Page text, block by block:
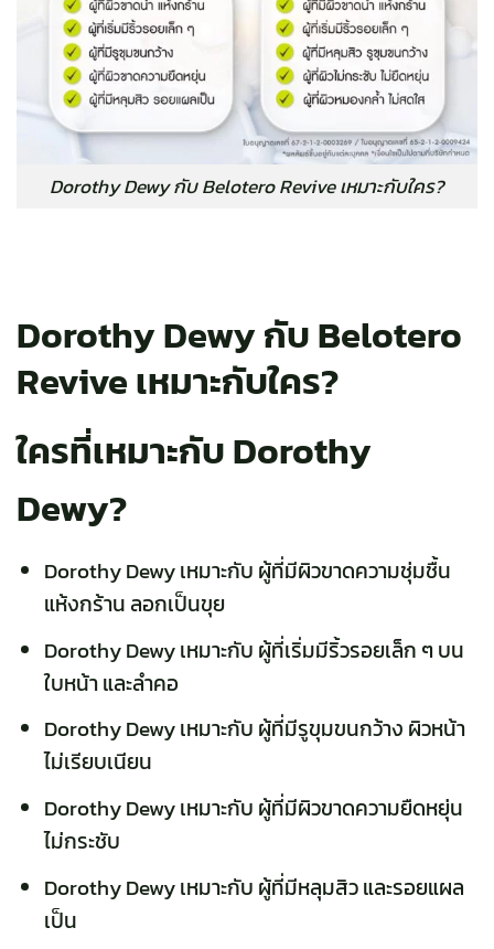
Dorothy Dewy กับ Belotero Revive เหมาะกับใคร?
Dorothy Dewy กับ Belotero
Revive เหมาะกับใคร?
ใครที่เหมาะกับ Dorothy
Dewy?
Dorothy Dewy เหมาะกับ ผู้ที่มีผิวขาดความชุ่มชื้น
แห้งกร้าน ลอกเป็นขุย
Dorothy Dewy เหมาะกับ ผู้ที่เริ่มมีริ้วรอยเล็ก ๆ บน
ใบหน้า และลำคอ
Dorothy Dewy เหมาะกับ ผู้ที่มีรูขุมขนกว้าง ผิวหน้า
ไม่เรียบเนียน
Dorothy Dewy เหมาะกับ ผู้ที่มีผิวขาดความยืดหยุ่น
ไม่กระชับ
Dorothy Dewy เหมาะกับ ผู้ที่มีหลุมสิว และรอยแผล
เป็น